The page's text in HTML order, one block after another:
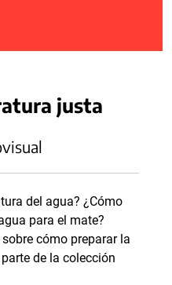
justa
del agua? ¿Cómo
para el mate?
cómo preparar la
de la colección